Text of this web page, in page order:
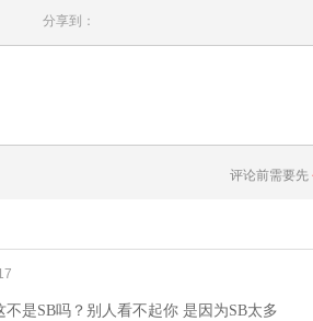
分享到：
评论前需要先
是SB吗？别人看不起你 是因为SB太多